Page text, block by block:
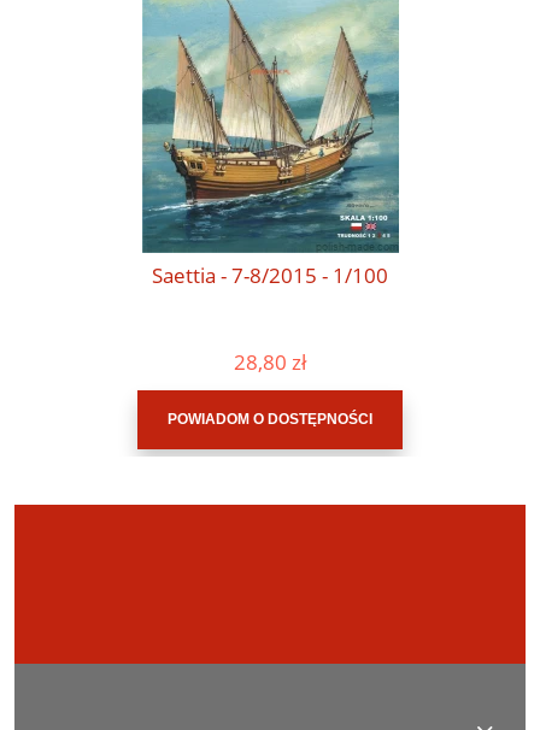
Saettia - 7-8/2015 - 1/100
28,80 zł
POWIADOM O DOSTĘPNOŚCI